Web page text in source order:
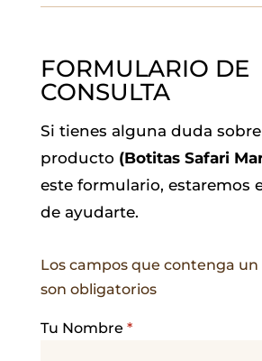
FORMULARIO DE
CONSULTA
Si tienes alguna duda
producto (Botitas Safari
este formulario, estaremos
de ayudarte.
Los campos que contenga un
son obligatorios
Tu Nombre *